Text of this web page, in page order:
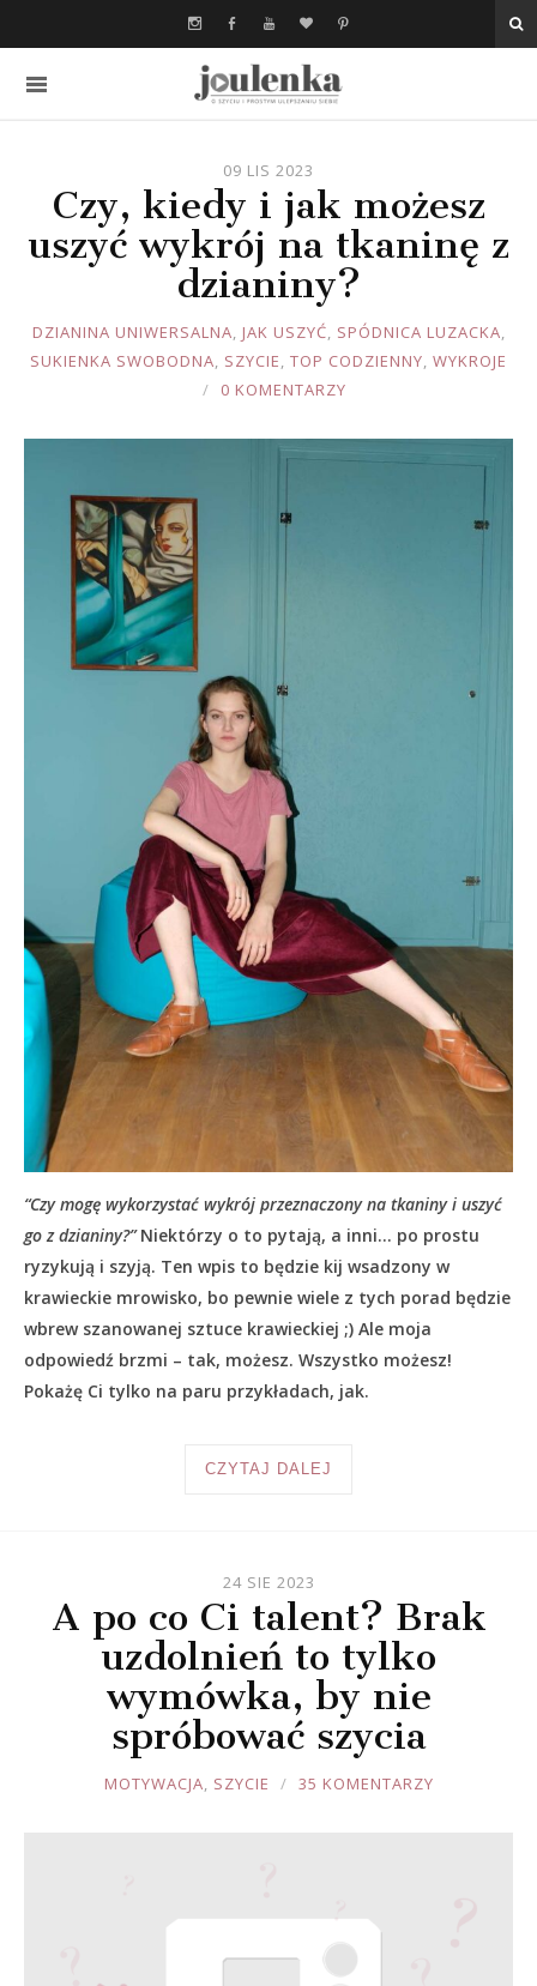
09 LIS 2023
Czy, kiedy i jak możesz
uszyć wykrój na tkaninę z
dzianiny?
JOULE
DZIANINA UNIWERSALNA, JAK USZYĆ, SPÓDNICA LUZACKA,
SUKIENKA SWOBODNA, SZYCIE, TOP CODZIENNY, WYKROJE
0 KOMENTARZY
“Czy mogę wykorzystać wykrój przeznaczony na tkaniny i uszyć
go z dzianiny?”Niektórzy o to pytają, a inni… po prostu
ryzykują i szyją. Ten wpis to będzie kij wsadzony w
krawieckie mrowisko, bo pewnie wiele z tych porad będzie
wbrew szanowanej sztuce krawieckiej ;) Ale moja
odpowiedź brzmi – tak, możesz. Wszystko możesz!
Pokażę Ci tylko na paru przykładach, jak.
CZYTAJ DALEJ
24 SIE 2023
A po co Ci talent? Brak
uzdolnień to tylko
wymówka, by nie
spróbować szycia
JOULE
MOTYWACJA, SZYCIE 35 KOMENTARZY